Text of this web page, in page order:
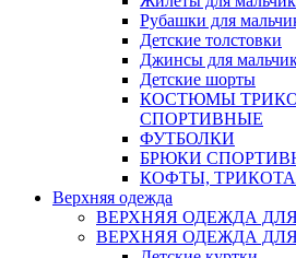
Рубашки для
Детские толстовки
Джинсы для
Детские шорты
КОСТЮМЫ
СПОРТИВНЫЕ
ФУТБОЛКИ
БРЮКИ
КОФТЫ,
Верхняя одежда
ВЕРХНЯЯ ОДЕЖДА
ВЕРХНЯЯ ОДЕЖДА